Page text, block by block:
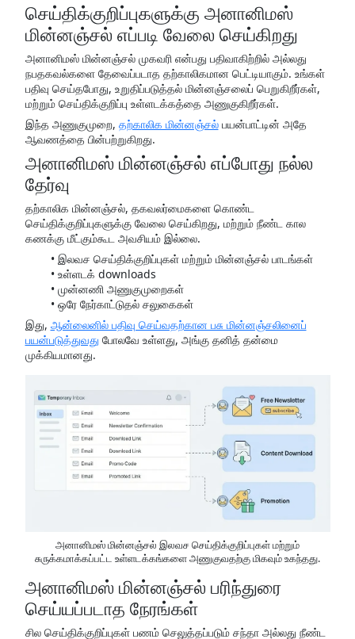
செய்திக்குறிப்புகளுக்கு அனானிமஸ்
மின்னஞ்சல் எப்படி வேலை செய்கிறது
அனானிமஸ் மின்னஞ்சல் முகவரி என்பது பதிவாகிற்றில் அல்லது
நபதகவல்களை தேவைப்படாத தற்காலிகமான பெட்டியாகும். உங்கள்
பதிவு செய்தபோது, உறுதிப்படுத்தல் மின்னஞ்சலைப் பெறுகிறீர்கள்,
மற்றும் செய்திக்குறிப்பு உள்ளடக்கத்தை அணுகுகிறீர்கள்.
இந்த அணுகுமுறை, தற்காலிக மின்னஞ்சல்பயன்பாட்டின் அதே
ஆவணத்தை பின்பற்றுகிறது.
அனானிமஸ் மின்னஞ்சல் எப்போது நல்ல
தேர்வு
தற்காலிக மின்னஞ்சல், தகவலர்மைகளை கொண்ட
செய்திக்குறிப்புகளுக்கு வேலை செய்கிறது, மற்றும் நீண்ட கால
கணக்கு மீட்கும்கூட அவசியம் இல்லை.
இலவச செய்திக்குறிப்புகள் மற்றும் மின்னஞ்சல் பாடங்கள்
உள்ளடக் downloads
முன்னணி அணுகுமுறைகள்
ஒரே நேர்காட்டுதல் சலுகைகள்
இது, ஆன்லைனில் பதிவு செய்வதற்கான பசு மின்னஞ்சலினைப்
பயன்படுத்துவது போலவே உள்ளது, அங்கு தனித் தன்மை
முக்கியமானது.
அனானிமஸ் மின்னஞ்சல் இலவச செய்திக்குறிப்புகள் மற்றும்
சுருக்கமாக்கப்பட்ட உள்ளடக்கங்களை அணுகுவதற்கு மிகவும் உகந்தது.
அனானிமஸ் மின்னஞ்சல் பரிந்துரை
செய்யப்படாத நேரங்கள்
சில செய்திக்குறிப்புகள் பணம் செலுத்தப்படும் சந்தா அல்லது நீண்ட